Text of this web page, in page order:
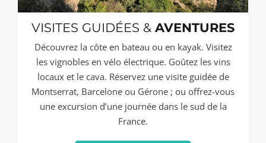
VISITES GUIDÉES & AVENTURES
Découvrez la côte en bateau ou en kayak. Visitez
les vignobles en vélo électrique. Goûtez les vins
locaux et le cava. Réservez une visite guidée de
Montserrat, Barcelone ou Gérone ; ou offrez-vous
une excursion d’une journée dans le sud de la
France.